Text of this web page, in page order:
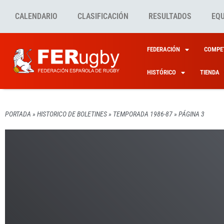
CALENDARIO CLASIFICACIÓN RESULTADOS
FEDERACIÓN
HISTÓRICO TIENDA
PORTADA » HISTORICO DE BOLETINES» TEMPORADA 1986-87» PÁGINA 3